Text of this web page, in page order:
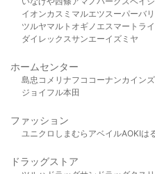
イオンカスミ マルエツスーパーバ
ツルヤマルト オギノ エスマート ラ
ダイレックスサンエーイズミヤ
ホームセンター
島忠 コメリ ナフコ コーナンカインズ
ジョイフル本田
ファッション
ユニクロ しまむら アベイルAOKIは
ドラッグストア